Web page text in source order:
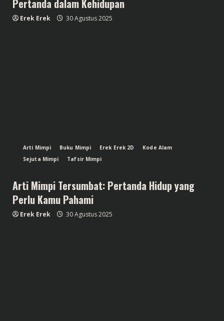
Pertanda dalam Kehidupan
Erek Erek 30 Agustus 2025
Arti Mimpi Buku Mimpi Erek Erek 2D
Kode Alam
Sejuta Mimpi
Tafsir Mimpi
Arti Mimpi Tersumbat: Pertanda Hidup yang
Perlu Kamu Pahami
Erek Erek 30 Agustus 2025